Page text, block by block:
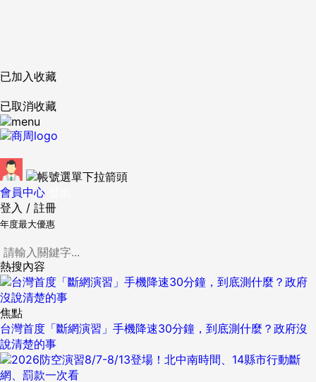
已加入收藏
已取消收藏
會員中心
登入 / 註冊
年度最大優惠
熱搜內容
焦點
台灣首度「斷網演習」手機降速30分鐘，到底測什麼？政府沒
說清楚的事